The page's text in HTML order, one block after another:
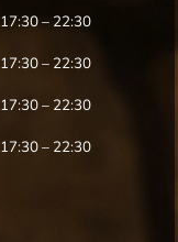
17:30 – 22:30
17:30 – 22:30
17:30 – 22:30
17:30 – 22:30